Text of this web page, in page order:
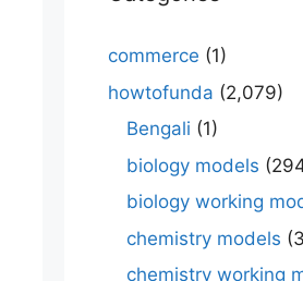
commerce (1)
howtofunda (2,079)
Bengali (1)
biology models
biology working
chemistry models
chemistry working